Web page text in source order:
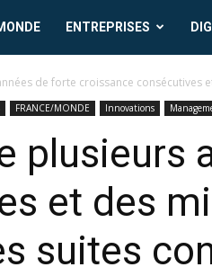
ENTREPRISES
de forte croissance consécutives
FRANCE/MONDE Innovations
plusieurs
et des
suites